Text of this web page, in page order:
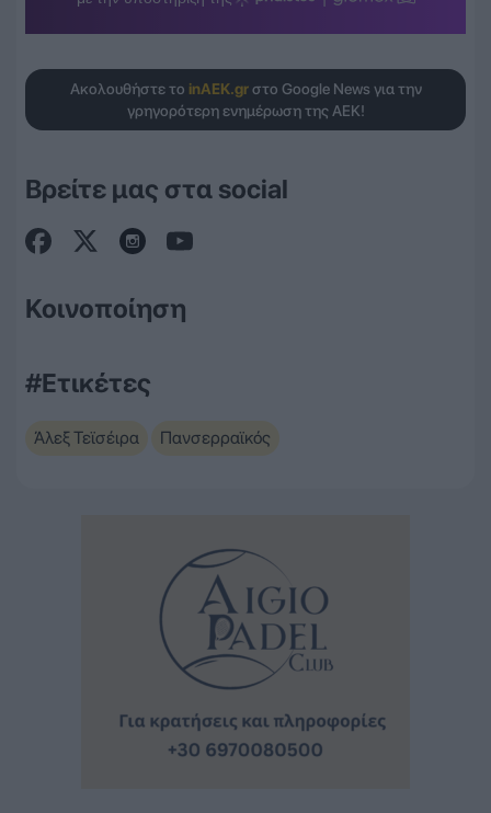
Ακολουθήστε το inAEK.grστο Google News για την
γρηγορότερη ενημέρωση της ΑΕΚ!
Βρείτε μας στα social
Κοινοποίηση
#Ετικέτες
Άλεξ Τεϊσέιρα Πανσερραϊκός